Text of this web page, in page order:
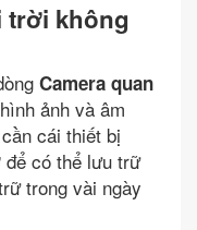
trời không
Camera quan
ảnh và âm
cái thiết bị
có thể lưu trữ
trong vài ngày